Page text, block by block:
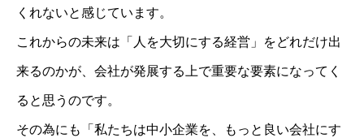
くれないと感じています。
これからの未来は「人を大切にする経営」をどれだけ出
来るのかが、会社が発展する上で重要な要素になってく
ると思うのです。
その為にも「私たちは中小企業を、もっと良い会社にす